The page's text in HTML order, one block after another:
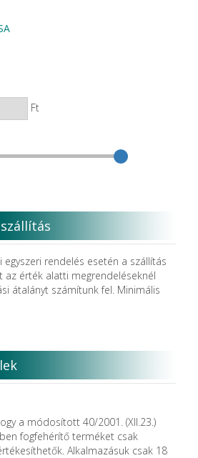
Ltd.
Co. Ltd.
AG
Ft
rendelés esetén a szállítás
az érték alatti megrendeléseknél
átalányt számítunk fel. Minimális
a módosított 40/2001. (XII.23.)
fogfehérítő terméket csak
Alkalmazásuk csak 18